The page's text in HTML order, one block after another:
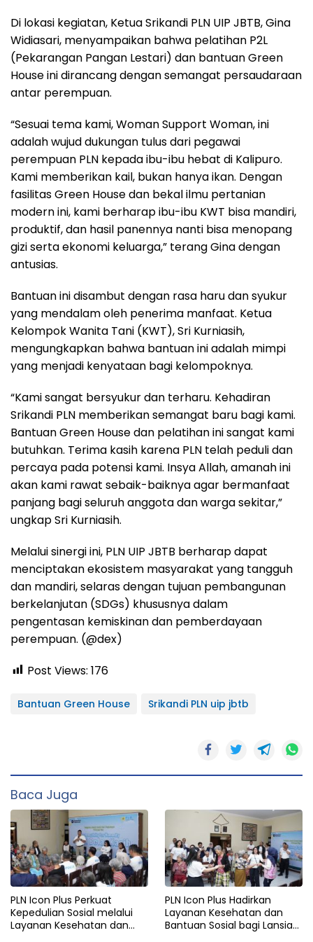
Di lokasi kegiatan, Ketua Srikandi PLN UIP JBTB, Gina
Widiasari, menyampaikan bahwa pelatihan P2L
(Pekarangan Pangan Lestari) dan bantuan Green
House ini dirancang dengan semangat persaudaraan
antar perempuan.
“Sesuai tema kami, Woman Support Woman, ini
adalah wujud dukungan tulus dari pegawai
perempuan PLN kepada ibu-ibu hebat di Kalipuro.
Kami memberikan kail, bukan hanya ikan. Dengan
fasilitas Green House dan bekal ilmu pertanian
modern ini, kami berharap ibu-ibu KWT bisa mandiri,
produktif, dan hasil panennya nanti bisa menopang
gizi serta ekonomi keluarga,” terang Gina dengan
antusias.
Bantuan ini disambut dengan rasa haru dan syukur
yang mendalam oleh penerima manfaat. Ketua
Kelompok Wanita Tani (KWT), Sri Kurniasih,
mengungkapkan bahwa bantuan ini adalah mimpi
yang menjadi kenyataan bagi kelompoknya.
“Kami sangat bersyukur dan terharu. Kehadiran
Srikandi PLN memberikan semangat baru bagi kami.
Bantuan Green House dan pelatihan ini sangat kami
butuhkan. Terima kasih karena PLN telah peduli dan
percaya pada potensi kami. Insya Allah, amanah ini
akan kami rawat sebaik-baiknya agar bermanfaat
panjang bagi seluruh anggota dan warga sekitar,”
ungkap Sri Kurniasih.
Melalui sinergi ini, PLN UIP JBTB berharap dapat
menciptakan ekosistem masyarakat yang tangguh
dan mandiri, selaras dengan tujuan pembangunan
berkelanjutan (SDGs) khususnya dalam
pengentasan kemiskinan dan pemberdayaan
perempuan. (@dex)
Post Views: 176
Bantuan Green House Srikandi PLN uip jbtb
Baca Juga
PLN Icon Plus Perkuat
Kepedulian Sosial melalui
Layanan Kesehatan dan
PLN Icon Plus Hadirkan
Layanan Kesehatan dan
Bantuan Sosial bagi Lansia